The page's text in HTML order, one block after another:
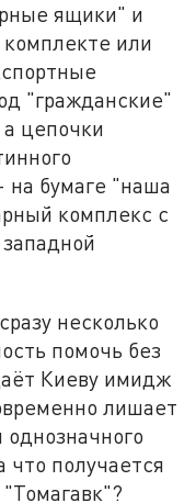
ящики" и
или
"гражданские"
цепочки
на бумаге "наша
комплекс с
несколько
помочь без
Киеву имидж
лишает
что получается